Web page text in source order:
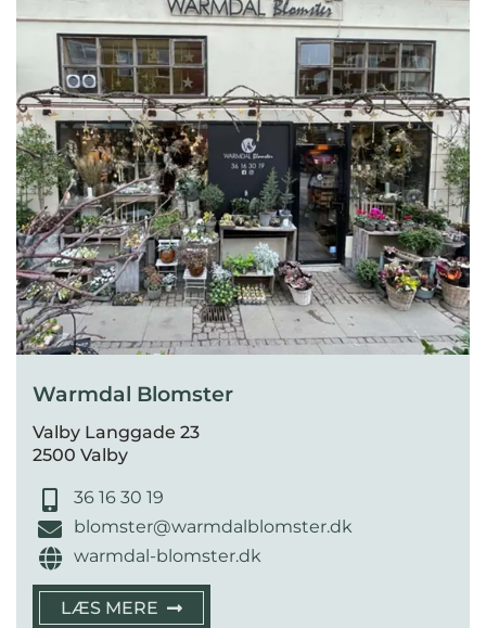
Warmdal Blomster
Valby Langgade 23
2500 Valby
36 16 30 19
blomster@warmdalblomster.dk
warmdal-blomster.dk
LÆS MERE